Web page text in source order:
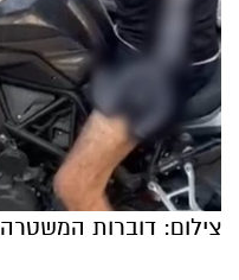
צילום: דוברות המשטרה